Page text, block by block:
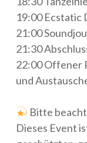
19:00 Ecstatic
21:00
21:30
22:00 Offener
und
Bitte
Dieses Event